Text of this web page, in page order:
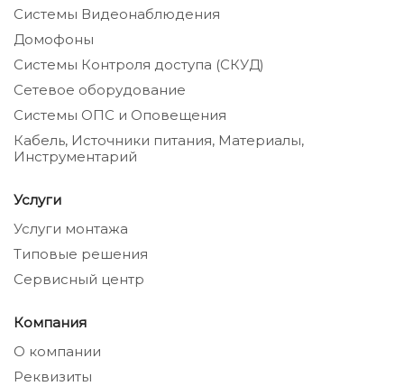
Системы Видеонаблюдения
Домофоны
Системы Контроля доступа (СКУД)
Сетевое оборудование
Системы ОПС и Оповещения
Кабель, Источники питания, Материалы,
Инструментарий
Услуги
Услуги монтажа
Типовые решения
Сервисный центр
Компания
О компании
Реквизиты